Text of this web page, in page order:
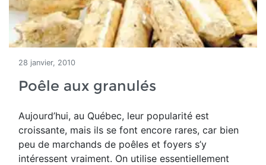
28 janvier, 2010
Poêle aux granulés
Aujourd’hui, au Québec, leur popularité est
croissante, mais ils se font encore rares, car bien
peu de marchands de poêles et foyers s’y
intéressent vraiment. On utilise essentiellement